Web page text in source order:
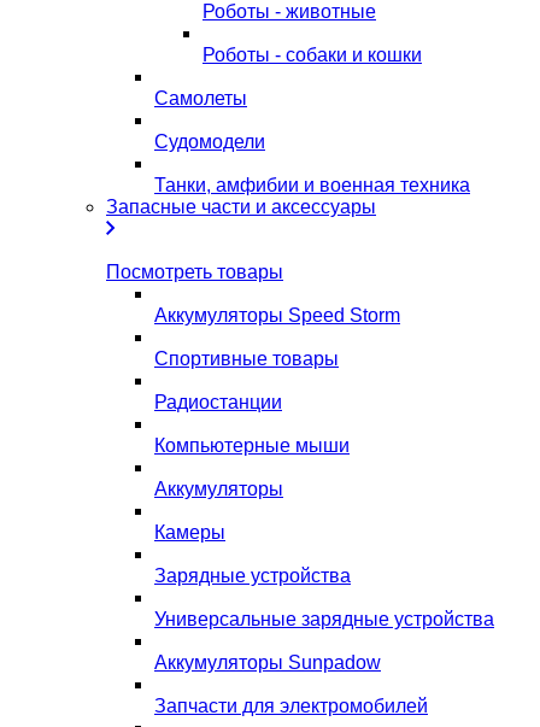
Роботы - животные
Роботы - собаки и кошки
Самолеты
Судомодели
Танки, амфибии и военная техника
Запасные части и аксессуары
Посмотреть товары
Аккумуляторы Speed Storm
Спортивные товары
Радиостанции
Компьютерные мыши
Аккумуляторы
Камеры
Зарядные устройства
Универсальные зарядные устройства
Аккумуляторы Sunpadow
Запчасти для электромобилей